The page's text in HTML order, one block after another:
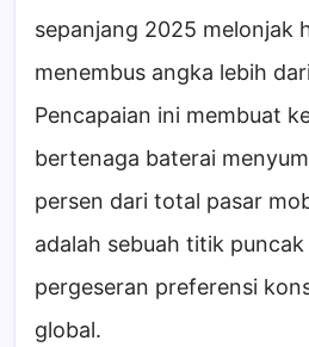
sepanjang 2025 melonjak
menembus angka lebih
Pencapaian ini membuat
bertenaga baterai
persen dari total pasar
adalah sebuah titik
pergeseran preferensi
global.